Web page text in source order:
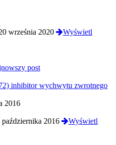
września 2020
Wyświetl
post
inhibitor wychwytu zwrotnego
2016
października 2016
Wyświetl